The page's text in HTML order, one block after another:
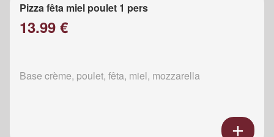
Pizza fêta miel poulet 1 pers
13.99 €
Base crème, poulet, fêta, miel, mozzarella